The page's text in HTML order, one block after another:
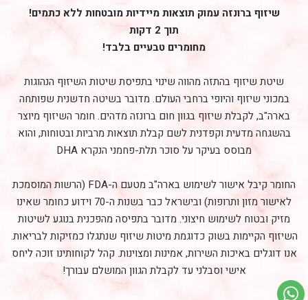
שיזוף ברונזה עמוק תוצאות מיידיות מובטחות ללא כתמים!
תוך 2 דקות
מחומרים טבעיים בלבד!
שיטת שיזוף בהתזה מהווה שינוי בתפיסת שיטות השיזוף הנהוגות
במכוני שיזוף והיופי ברחבי העולם. מדובר בשיטה חדשנית שפותחה
בארה"ב, לקבלת שיזוף בגוון חום ברונזה מדהים. חומר השיזוף מיוצר
בהשגחה מדעית וקפדנית לשם קבלת תוצאות מרביות ובטוחות, והוא
מבוסס בעיקר על סוכר תלת-פחמני הנקרא DHA
החומר קיבל אישור לשימוש בארה"ב מטעם ה-FDA (הרשות המוסמכת
לאישור מזון ותרופות) ובישראל כבר בשנות ה-70 וידוע כחומר שאינו
מזיק ובטוח לשימוש חיצוני. מדובר בתפיסה מהפכנית בנוגע לשיטות
השיזוף הקיימות בשוק כדוגמת מיטות שיזוף שנתגלו כמזיקות לבריאות.
אנו דוגלים באיכות השירות, אמינות ומצוינות. קהל לקוחותינו זוכה ליחס
אישי וסבלני עד לקבלת הגוון המושלם עבורך!